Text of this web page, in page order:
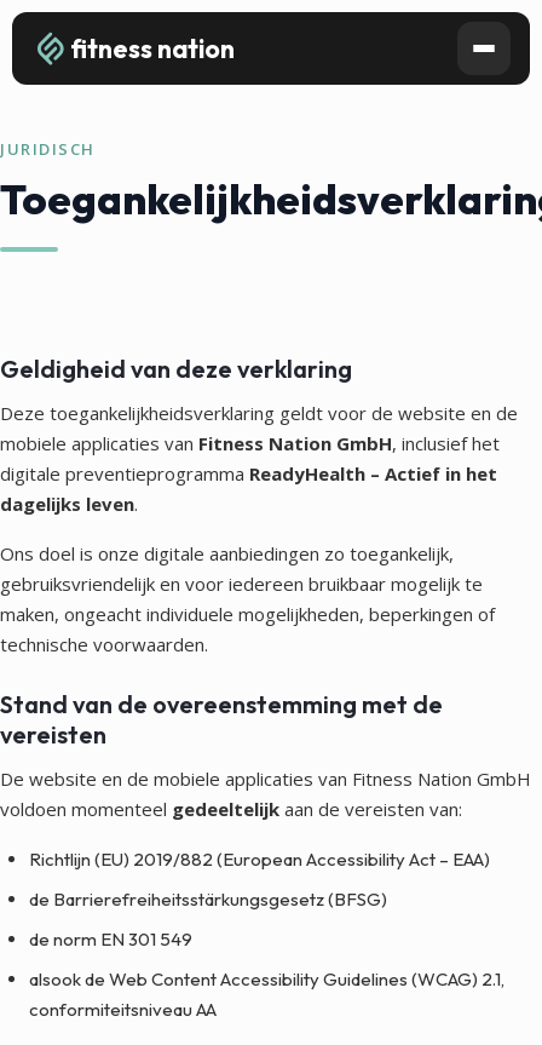
fitness nation
JURIDISCH
Geldigheid van deze verklaring
Deze toegankelijkheidsverklaring geldt voor de website en de
mobiele applicaties van Fitness Nation GmbH, inclusief het
digitale preventieprogramma ReadyHealth – Actief in het
dagelijks leven.
Ons doel is onze digitale aanbiedingen zo toegankelijk,
gebruiksvriendelijk en voor iedereen bruikbaar mogelijk te
maken, ongeacht individuele mogelijkheden, beperkingen of
technische voorwaarden.
Stand van de overeenstemming met de
vereisten
De website en de mobiele applicaties van Fitness Nation GmbH
voldoen momenteel gedeeltelijk aan de vereisten van:
Richtlijn (EU) 2019/882 (European Accessibility Act – EAA)
de Barrierefreiheitsstärkungsgesetz (BFSG)
de norm EN 301 549
alsook de Web Content Accessibility Guidelines (WCAG) 2.1,
conformiteitsniveau AA